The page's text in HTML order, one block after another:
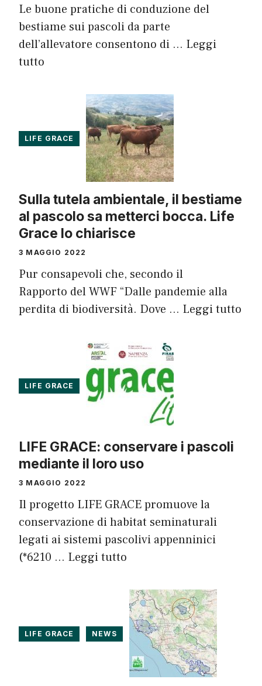
Le buone pratiche di conduzione del
bestiame sui pascoli da parte
dell’allevatore consentono di … Leggi
tutto
LIFE GRACE
Sulla tutela ambientale, il bestiame
al pascolo sa metterci bocca. Life
Grace lo chiarisce
3 MAGGIO 2022
Pur consapevoli che, secondo il
Rapporto del WWF “Dalle pandemie alla
perdita di biodiversità. Dove … Leggi tutto
LIFE GRACE
LIFE GRACE: conservare i pascoli
mediante il loro uso
3 MAGGIO 2022
Il progetto LIFE GRACE promuove la
conservazione di habitat seminaturali
legati ai sistemi pascolivi appenninici
(*6210 … Leggi tutto
LIFE GRACE NEWS